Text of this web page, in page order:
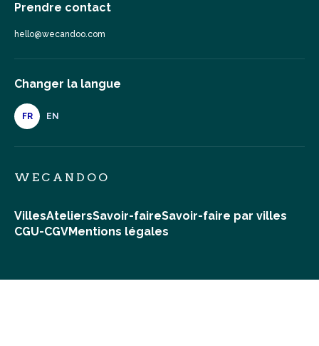
Prendre contact
hello@wecandoo.com
Changer la langue
FR EN
WECANDOO
VillesAteliersSavoir-faireSavoir-faire par villes
CGU-CGVMentions légales